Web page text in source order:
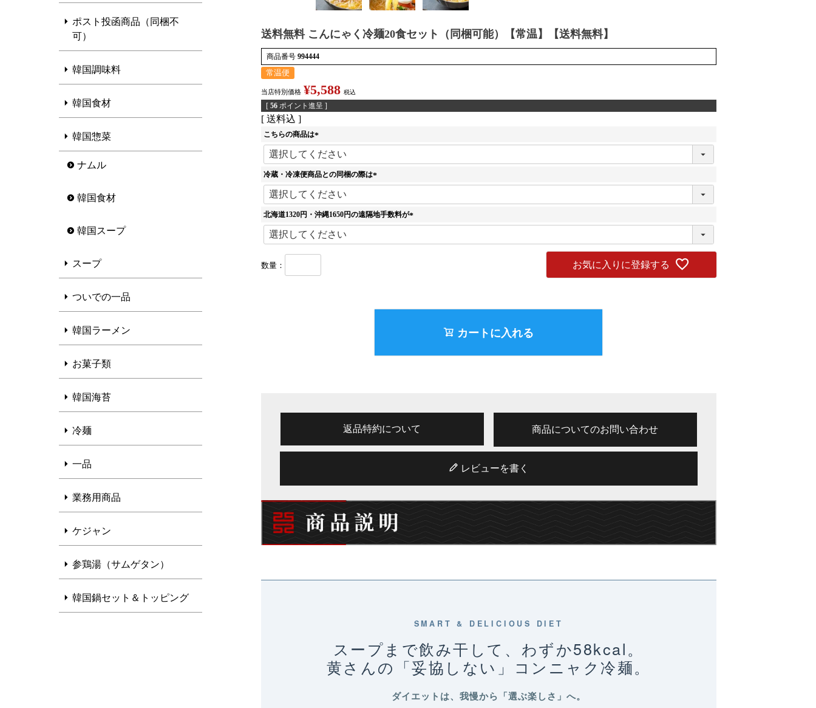
ポスト投函商品（同梱不
可）
韓国調味料
韓国食材
韓国惣菜
ナムル
韓国食材
韓国スープ
スープ
ついでの一品
韓国ラーメン
お菓子類
韓国海苔
冷麺
一品
業務用商品
ケジャン
参鶏湯（サムゲタン）
韓国鍋セット＆トッピング
送料無料 こんにゃく冷麺20食セット（同梱可能）【常温】【送料無料】
商品番号 994444
常温便
当店特別価格 ¥5,588 税込
[ 56 ポイント進呈 ]
送料込
こちらの商品は
(
必
須
)
冷蔵・冷凍便商品との同梱の際は
(
須
北海道1320円・沖縄1650円の遠隔地手数料が
(
お気に入りに登録する
カートに入れる
返品特約について 商品についてのお問い合わせ
レビューを書く
SMART & DELICIOUS DIET
スープまで飲み干して、わずか58kcal。
黄さんの「妥協しない」コンニャク冷麺。
ダイエットは、我慢から「選ぶ楽しさ」へ。